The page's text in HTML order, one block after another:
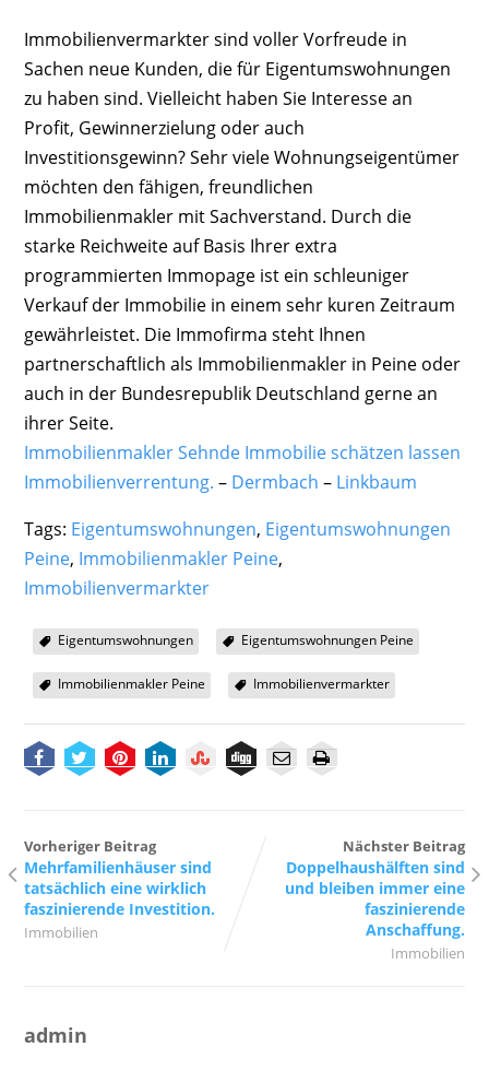
Immobilienvermarkter sind voller Vorfreude in
Sachen neue Kunden, die für Eigentumswohnungen
zu haben sind. Vielleicht haben Sie Interesse an
Profit, Gewinnerzielung oder auch
Investitionsgewinn? Sehr viele Wohnungseigentümer
möchten den fähigen, freundlichen
Immobilienmakler mit Sachverstand. Durch die
starke Reichweite auf Basis Ihrer extra
programmierten Immopage ist ein schleuniger
Verkauf der Immobilie in einem sehr kuren Zeitraum
gewährleistet. Die Immofirma steht Ihnen
partnerschaftlich als Immobilienmakler in Peine oder
auch in der Bundesrepublik Deutschland gerne an
ihrer Seite.
Immobilienmakler Sehnde Immobilie schätzen lassen
Immobilienverrentung. – Dermbach – Linkbaum
Tags: Eigentumswohnungen, Eigentumswohnungen
Peine, Immobilienmakler Peine,
Immobilienvermarkter
Eigentumswohnungen Eigentumswohnungen Peine
Immobilienmakler Peine Immobilienvermarkter
Vorheriger Beitrag
Mehrfamilienhäuser sind
tatsächlich eine wirklich
faszinierende Investition.
Immobilien
Nächster Beitrag
Doppelhaushälften sind
und bleiben immer eine
faszinierende
Anschaffung.
Immobilien
admin